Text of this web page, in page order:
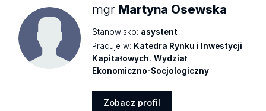
mgr Martyna Osewska
Stanowisko: asystent
Pracuje w: Katedra Rynku i Inwestycji
Kapitałowych,Wydział
Ekonomiczno-Socjologiczny
Zobacz profil